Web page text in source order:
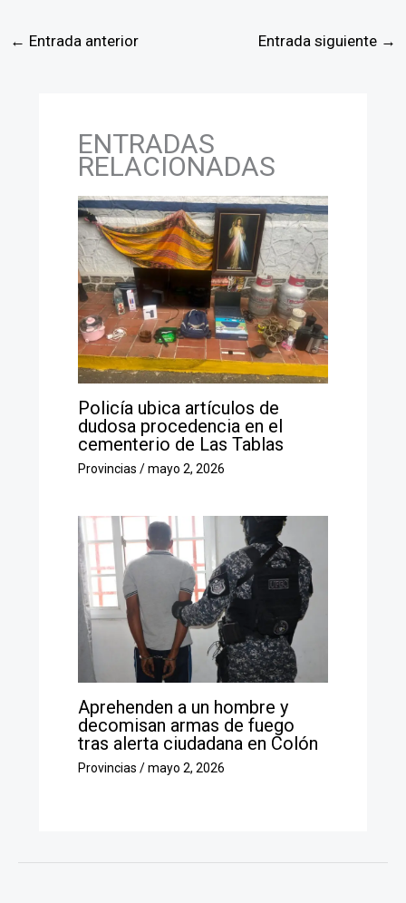
← Entrada anterior Entrada siguiente →
ENTRADAS
RELACIONADAS
Policía ubica artículos de
dudosa procedencia en el
cementerio de Las Tablas
Provincias /mayo 2, 2026
Aprehenden a un hombre y
decomisan armas de fuego
tras alerta ciudadana en Colón
Provincias /mayo 2, 2026